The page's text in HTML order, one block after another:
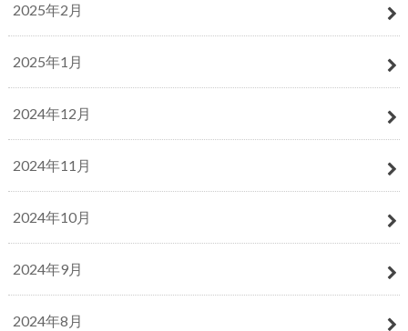
2025年2月
2025年1月
2024年12月
2024年11月
2024年10月
2024年9月
2024年8月